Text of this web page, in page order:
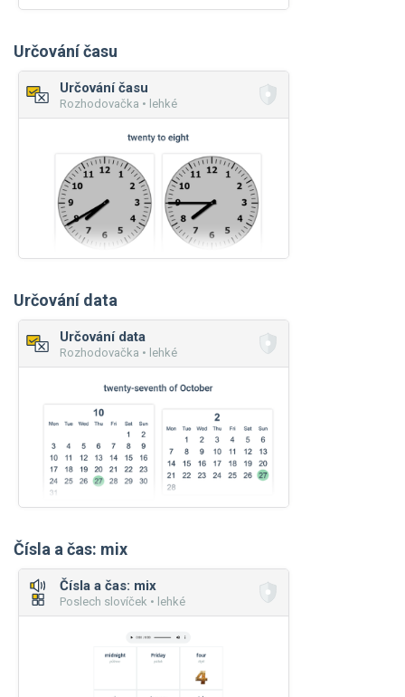
Určování času
Určování času
Rozhodovačka • lehké
Určování data
Určování data
Rozhodovačka • lehké
Čísla a čas: mix
Čísla a čas: mix
Poslech slovíček • lehké